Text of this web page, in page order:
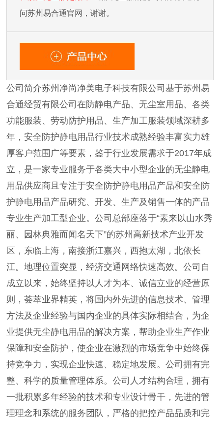
问苏州易合通官网，谢谢。
公司简介苏州净尚净美电子科技有限公司基于苏州易
合通经贸有限公司在防静电产品、无尘室用品、各类
功能服装、劳动防护用品、生产加工服装领域深耕多
年，安全防护静电用品行业技术成熟经验丰富实力雄
厚客户范围广等要素，鉴于行业发展需求于2017年成
立，是一家专业服务于各类大中小型企业的无尘静电
用品供应商且专注于安全防护静电用品产品和安全防
护静电用品产品研究、开发、生产及销售一体的产品
专业生产加工型企业。公司总部座落于“素来以山水秀
丽、园林典雅而闻名天下”的苏州高新技术产业开发
区，东临上海，南接浙江嘉兴，西抱太湖，北依长
江。地理位置突显，经济交通网络快速高效。公司自
成立以来，始终坚持以人才为本、诚信立业的经营原
则，荟萃业界精英，将国内外先进的信息技术、管理
方法及企业经验与国内企业的具体实际相结合，为企
业提供无尘静电用品的解决方案，帮助企业生产作业
保障和安全防护，使企业在激烈的市场竞争中始终保
持竞争力，实现企业快速、稳定地发展。公司拥有完
整、科学的质量管理体系。公司人才结构合理，拥有
一批积累多年经验的技术和专业设计骨干，先进的管
理理念和系统的服务团队，严格的把控产品品质和完